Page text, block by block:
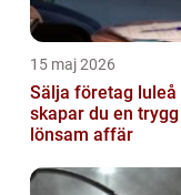
15 maj 2026
Sälja företag luleå så
skapar du en
lönsam affär